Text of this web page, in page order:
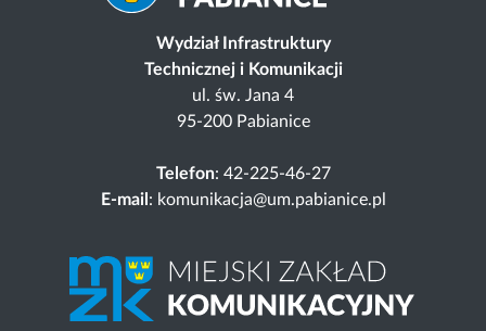
Wydział Infrastruktury
Technicznej i Komunikacji
ul. św. Jana 4
95-200 Pabianice
Telefon: 42-225-46-27
E-mail : komunikacja@um.pabianice.pl